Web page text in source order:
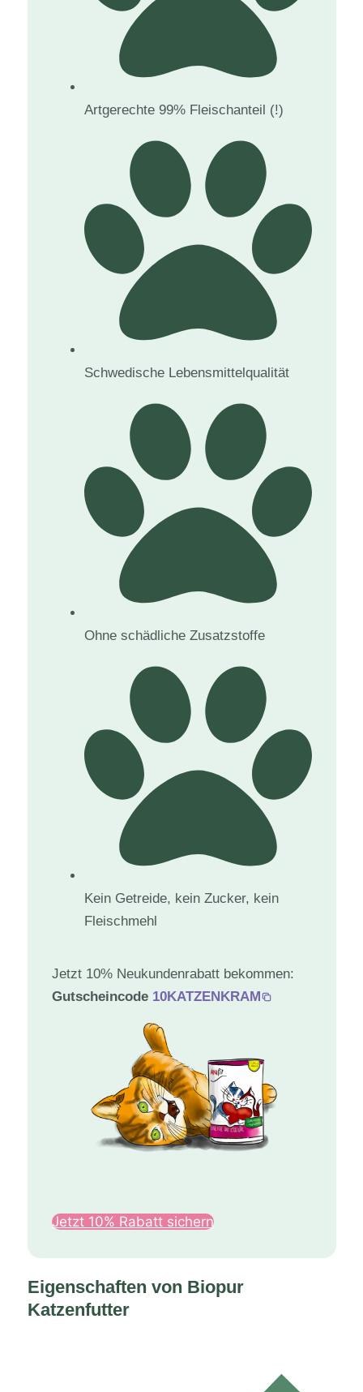
Artgerechte 99% Fleischanteil (!)
Schwedische Lebensmittelqualität
Ohne schädliche Zusatzstoffe
Kein Getreide, kein Zucker, kein
Fleischmehl
Jetzt 10% Neukundenrabatt bekommen:
Gutscheincode 10KATZENKRAM
Jetzt 10% Rabatt sichern
Eigenschaften von Biopur
Katzenfutter